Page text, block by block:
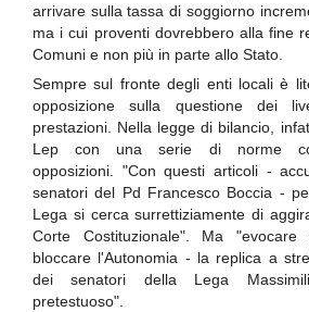
arrivare sulla tassa di soggiorno
ma i cui proventi dovrebbero alla fine
Comuni e non più in parte allo Stato.
Sempre sul fronte degli enti locali è
opposizione sulla questione dei
prestazioni. Nella legge di bilancio,
Lep con una serie di norme
opposizioni. "Con questi articoli -
senatori del Pd Francesco Boccia -
Lega si cerca surrettiziamente di
Corte Costituzionale". Ma
bloccare l'Autonomia - la replica a
dei senatori della Lega
pretestuoso".